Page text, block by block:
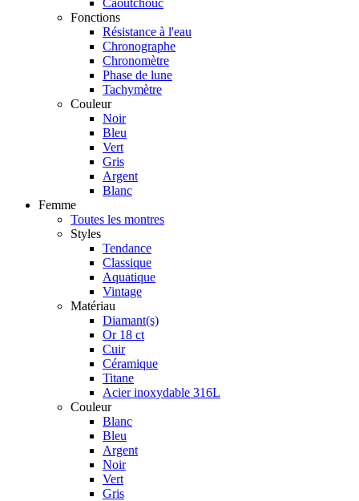
Fonctions
Résistance à l'eau
Chronographe
Chronomètre
Phase de lune
Tachymètre
Couleur
Noir
Bleu
Vert
Gris
Argent
Blanc
Femme
Toutes les montres
Styles
Tendance
Classique
Aquatique
Vintage
Matériau
Diamant(s)
Or 18 ct
Cuir
Céramique
Titane
Acier inoxydable 316L
Couleur
Blanc
Bleu
Argent
Noir
Vert
Gris